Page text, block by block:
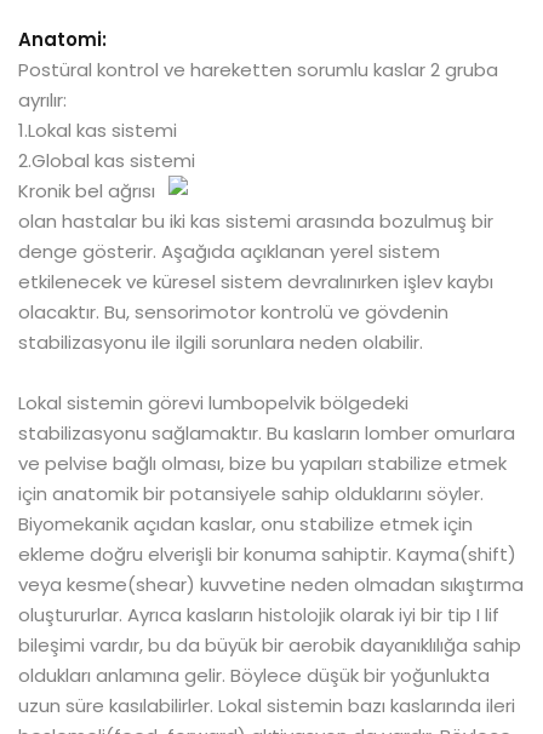
Anatomi:
Postüral kontrol ve hareketten sorumlu kaslar 2 gruba
ayrılır:
1.Lokal kas sistemi
2.Global kas sistemi
Kronik bel ağrısı
olan hastalar bu iki kas sistemi arasında bozulmuş bir
denge gösterir. Aşağıda açıklanan yerel sistem
etkilenecek ve küresel sistem devralınırken işlev kaybı
olacaktır. Bu, sensorimotor kontrolü ve gövdenin
stabilizasyonu ile ilgili sorunlara neden olabilir.
Lokal sistemin görevi lumbopelvik bölgedeki
stabilizasyonu sağlamaktır. Bu kasların lomber omurlara
ve pelvise bağlı olması, bize bu yapıları stabilize etmek
için anatomik bir potansiyele sahip olduklarını söyler.
Biyomekanik açıdan kaslar, onu stabilize etmek için
ekleme doğru elverişli bir konuma sahiptir. Kayma(shift)
veya kesme(shear) kuvvetine neden olmadan sıkıştırma
oluştururlar. Ayrıca kasların histolojik olarak iyi bir tip I lif
bileşimi vardır, bu da büyük bir aerobik dayanıklılığa sahip
oldukları anlamına gelir. Böylece düşük bir yoğunlukta
uzun süre kasılabilirler. Lokal sistemin bazı kaslarında ileri